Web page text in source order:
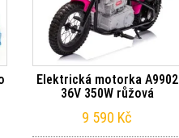
Elektrická motorka A9902
36V 350W růžová
9 590 Kč